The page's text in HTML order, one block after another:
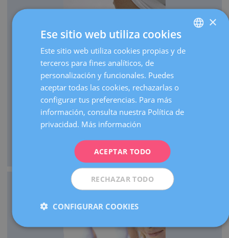
Cada año traemos al mundo más de 3.000 bebés.
Realizamos más de 30.000 ecografías de embarazo al
Como centro de referencia, hacemos más de 3.000
visitas de embarazos de alto riesgo al año.
Contamos con una UCI Neonatal de nivel III que atiende
SPANISH
×
Ese sitio web utiliza cookies
Este sitio web utiliza cookies propias y de
terceros para fines analíticos, de
personalización y funcionales. Puedes
aceptar todas las cookies, rechazarlas o
configurar tus preferencias. Para más
información, consulta nuestra Política de
privacidad. Más información
ACEPTAR TODO
RECHAZAR TODO
CONFIGURAR COOKIES